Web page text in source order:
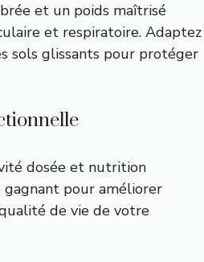
et un poids maîtrisé
et respiratoire. Adaptez
sols glissants pour protéger
dosée et nutrition
pour améliorer
de vie de votre